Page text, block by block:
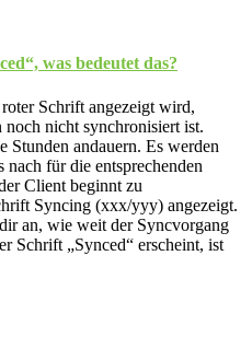
was bedeutet das?
Schrift angezeigt wird,
noch nicht synchronisiert ist.
Stunden andauern. Es werden
nach für die entsprechenden
Client beginnt zu
Syncing (xxx/yyy) angezeigt.
an, wie weit der Syncvorgang
Schrift „Synced“ erscheint, ist